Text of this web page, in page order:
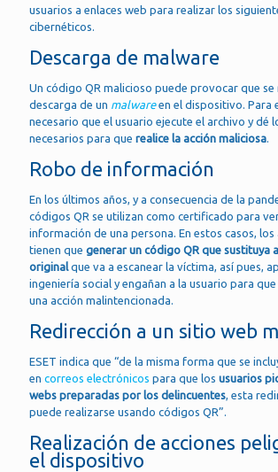
usuarios a enlaces web para realizar los
cibernéticos.
Descarga de malware
Un código QR malicioso puede provocar que se
descarga de un malware en el dispositivo. Para
necesario que el usuario ejecute el archivo y dé
necesarios para que realice la acción maliciosa.
Robo de información
En los últimos años, y a consecuencia de la
códigos QR se utilizan como certificado para
información de una persona. En estos casos, los
tienen que generar un código QR que sustituya
originalque va a escanear la víctima, así pues,
ingeniería social y engañan a la usuario para
una acción malintencionada.
Redirección a un sitio web
ESET indica que “de la misma forma que se
en correos electrónicos para que los usuarios
webs preparadas por los delincuentes, esta
puede realizarse usando códigos QR”.
Realización de acciones
el dispositivo